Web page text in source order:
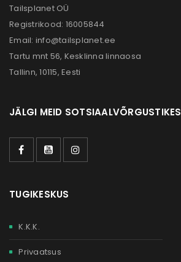
Tailsplanet OÜ
Registrikood: 16005844
Email: info@tailsplanet.ee
Tartu mnt 56, Kesklinna linnaosa
Tallinn, 10115, Eesti
JÄLGI MEID SOTSIAALVÕRGUSTIKES
TUGIKESKUS
K.K.K.
Privaatsus